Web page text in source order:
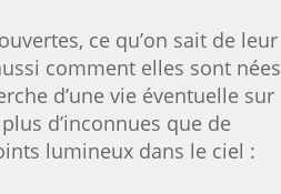
ce qu’on sait de leur
comment elles sont nées
d’une vie éventuelle sur
d’inconnues que de
lumineux dans le ciel :